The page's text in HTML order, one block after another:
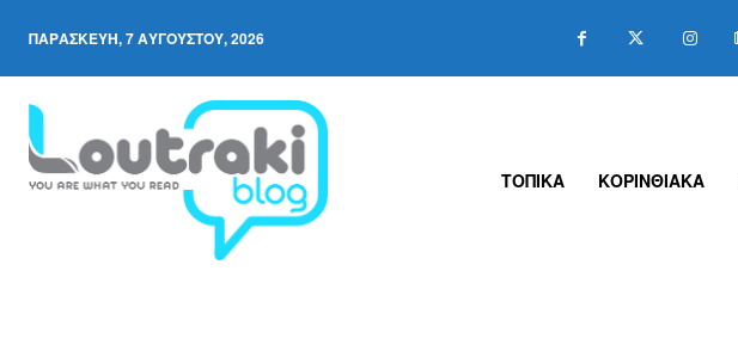
ΠΑΡΑΣΚΕΥΉ, 7 ΑΥΓΟΎΣΤΟΥ, 2026
ΤΟΠΙΚΑ ΚΟΡΙΝΘΙΑΚΑ